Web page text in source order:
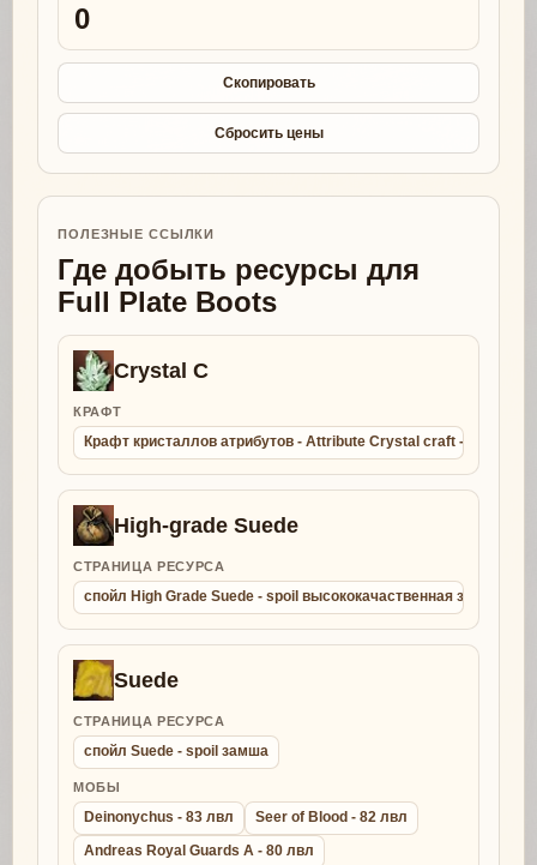
0
Скопировать
Сбросить цены
ПОЛЕЗНЫЕ ССЫЛКИ
Где добыть ресурсы для
Full Plate Boots
Crystal C
КРАФТ
Крафт кристаллов атрибутов - Attribute Crystal craft -
High-grade Suede
СТРАНИЦА РЕСУРСА
спойл High Grade Suede - spoil высококачаственная замша
Suede
СТРАНИЦА РЕСУРСА
спойл Suede - spoil замша
МОБЫ
Deinonychus - 83 лвл
Seer of Blood - 82 лвл
Andreas Royal Guards A - 80 лвл